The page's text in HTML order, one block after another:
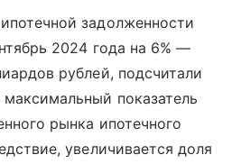
задолженности
2024 года на 6% —
рублей, подсчитали
показатель
рынка ипотечного
увеличивается доля